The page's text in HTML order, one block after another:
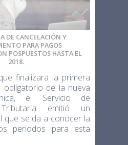
DE CANCELACIÓN Y
PARA PAGOS
POSPUESTOS HASTA EL
2018.
finalizara la primera
de la nueva
el Servicio de
Tributaria emitió un
que se da a conocer la
periodos para esta